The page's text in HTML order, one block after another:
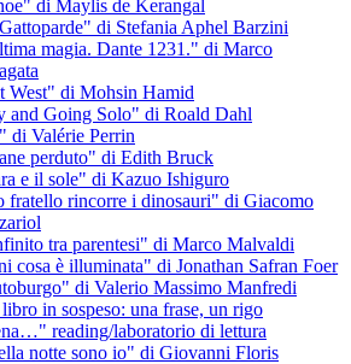
di Maylis de Kerangal
di Stefania Aphel Barzini
magia. Dante 1231." di Marco
West" di Mohsin Hamid
and Going Solo" di Roald Dahl
di Valérie Perrin
perduto" di Edith Bruck
e il sole" di Kazuo Ishiguro
fratello rincorre i dinosauri" di Giacomo
tra parentesi" di Marco Malvaldi
cosa è illuminata" di Jonathan Safran Foer
di Valerio Massimo Manfredi
in sospeso: una frase, un rigo
reading/laboratorio di lettura
notte sono io" di Giovanni Floris